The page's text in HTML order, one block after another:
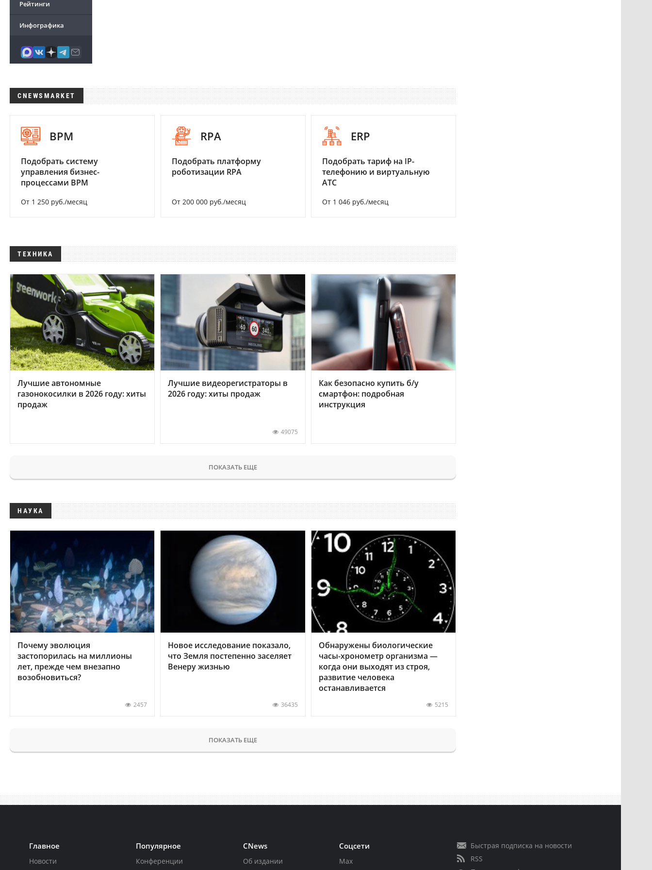
Рейтинги
Инфографика
CNEWSMARKET
BPM
Подобрать систему
управления бизнес-
процессами BPM
От 1 250 руб./месяц
RPA
Подобрать платформу
роботизации RPA
От 200 000 руб./месяц
ERP
Подобрать тариф на IP-
телефонию и виртуальную
АТС
От 1 046 руб./месяц
ТЕХНИКА
Лучшие автономные
газонокосилки в 2026 году: хиты
продаж
Лучшие видеорегистраторы в
2026 году: хиты продаж
49075
Как безопасно купить б/у
смартфон: подробная
инструкция
ПОКАЗАТЬ ЕЩЕ
НАУКА
Почему эволюция
застопорилась на миллионы
лет, прежде чем внезапно
возобновиться?
2457
Новое исследование показало,
что Земля постепенно заселяет
Венеру жизнью
36435
Обнаружены биологические
часы-хронометр организма —
когда они выходят из строя,
развитие человека
останавливается
5215
ПОКАЗАТЬ ЕЩЕ
Главное
Новости
Популярное
Конференции
CNews
Об издании
Соцсети
Max
Быстрая подписка на новости
RSS